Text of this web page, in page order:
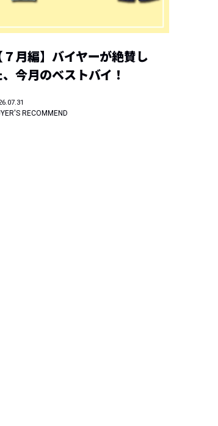
７月編】バイヤーが絶賛し
、今月のベストバイ！
RECOMMEND